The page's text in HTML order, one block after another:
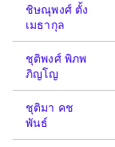
ชิษณุพงศ์ ตั้ง
เมธากุล
ชุติพงศ์ พิภพ
ภิญโญ
ชุติมา คช
พันธ์